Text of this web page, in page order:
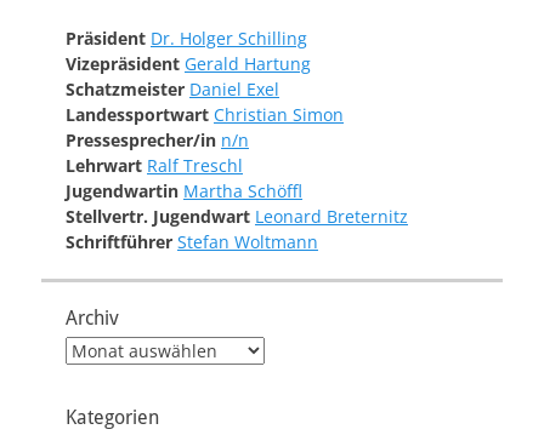
Präsident Dr. Holger Schilling
Vizepräsident Gerald Hartung
Schatzmeister Daniel Exel
Landessportwart Christian Simon
Pressesprecher/in n/n
Lehrwart Ralf Treschl
Jugendwartin Martha Schöffl
Stellvertr. Jugendwart Leonard Breternitz
Schriftführer Stefan Woltmann
Archiv
Archiv
Kategorien